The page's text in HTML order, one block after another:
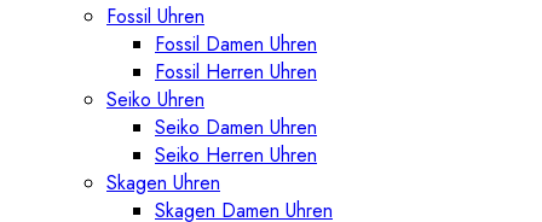
Fossil Uhren
Fossil Damen Uhren
Fossil Herren Uhren
Seiko Uhren
Seiko Damen Uhren
Seiko Herren Uhren
Skagen Uhren
Skagen Damen Uhren